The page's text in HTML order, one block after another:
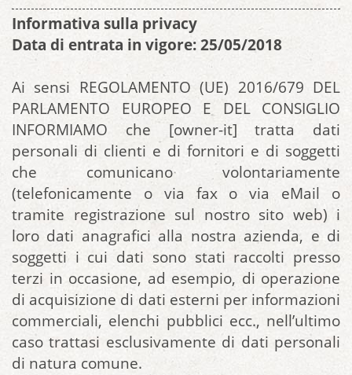
Informativa sulla privacy
Data di entrata in vigore: 25/05/2018
Ai sensi REGOLAMENTO (UE) 2016/679 DEL
PARLAMENTO EUROPEO E DEL CONSIGLIO
INFORMIAMO che [owner-it] tratta dati
personali di clienti e di fornitori e di soggetti
che comunicano volontariamente
(telefonicamente o via fax o via eMail o
tramite registrazione sul nostro sito web) i
loro dati anagrafici alla nostra azienda, e di
soggetti i cui dati sono stati raccolti presso
terzi in occasione, ad esempio, di operazione
di acquisizione di dati esterni per informazioni
commerciali, elenchi pubblici ecc., nell’ultimo
caso trattasi esclusivamente di dati personali
di natura comune.